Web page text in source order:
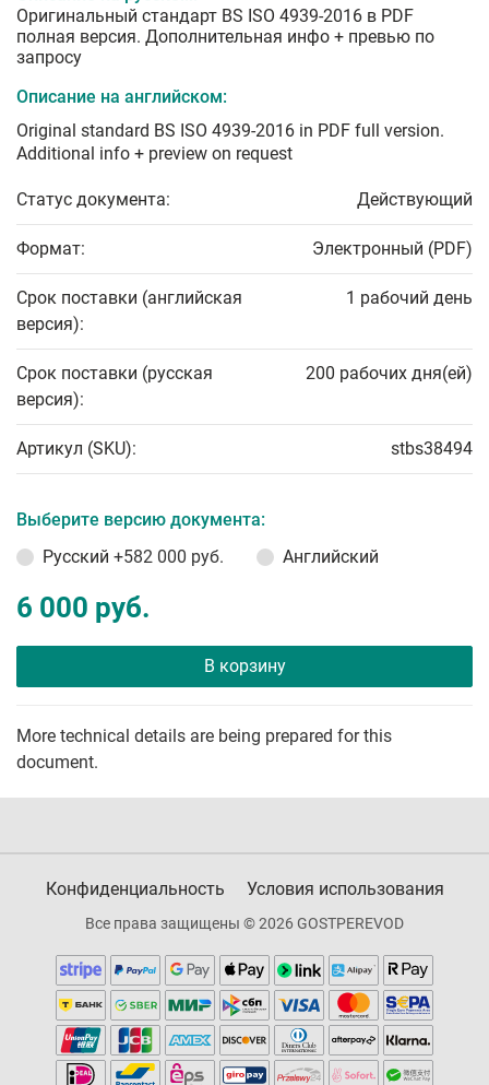
Оригинальный стандарт BS ISO 4939-2016 в PDF
полная версия. Дополнительная инфо + превью по
запросу
Описание на английском:
Original standard BS ISO 4939-2016 in PDF full version.
Additional info + preview on request
Статус документа: Действующий
Формат: Электронный (PDF)
Срок поставки (английская
версия):
1 рабочий день
Срок поставки (русская
версия):
200 рабочих дня(ей)
Артикул (SKU): stbs38494
Выберите версию документа:
Русский +582 000 руб. Английский
6 000 руб.
В корзину
More technical details are being prepared for this
document.
Конфиденциальность Условия использования
Все права защищены © 2026 GOSTPEREVOD